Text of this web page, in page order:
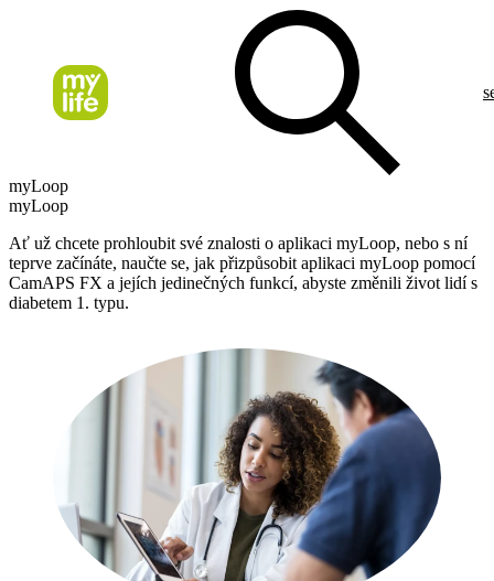
myLoop
myLoop
Ať už chcete prohloubit své znalosti o aplikaci myLoop, nebo s ní
teprve začínáte, naučte se, jak přizpůsobit aplikaci myLoop pomocí
CamAPS FX a jejích jedinečných funkcí, abyste změnili život lidí s
diabetem 1. typu.